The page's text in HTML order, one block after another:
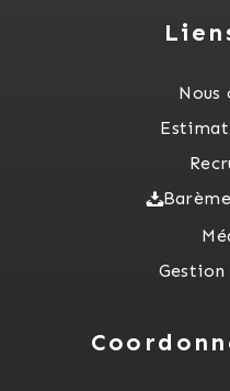
Nous
Gestion